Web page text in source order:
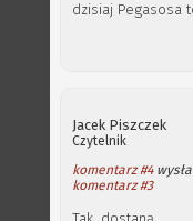
dzisiaj Pegasosa
Jacek Piszczek
Czytelnik
komentarz #4
komentarz #3